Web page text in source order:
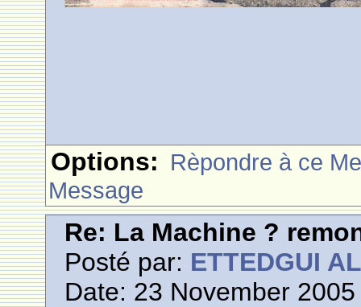
Options: Rèpondre à ce
Message
Re: La Machine ?
Posté par: ETTEDGUI
Date: 23 November